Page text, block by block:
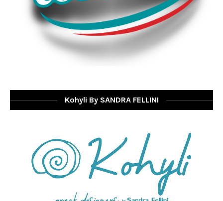
Kohyli By SANDRA FELLINI